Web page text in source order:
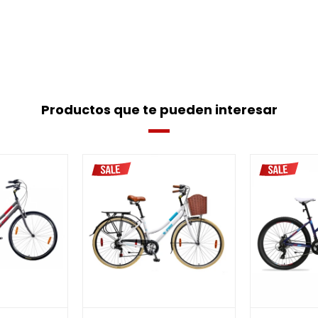
Productos que te pueden interesar